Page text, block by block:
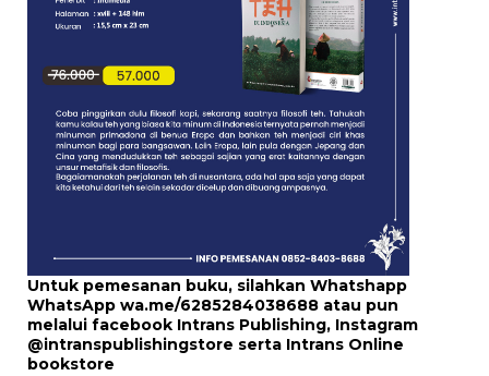
Untuk pemesanan buku, silahkan Whatshapp
WhatsApp wa.me/6285284038688 atau pun
melalui facebook Intrans Publishing, Instagram
@intranspublishingstore serta Intrans Online
bookstore